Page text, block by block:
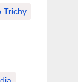
Trichy